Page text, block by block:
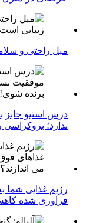
مبل راحتی و
درس استیو جابز
ندارد؛ بروکراسی
رژیم غذایی شما
فرآوری شده